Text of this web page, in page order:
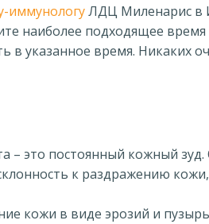
иммунологуЛДЦ Миленарис в
наиболее подходящее
в указанное время. Никаких
– это постоянный кожный
к раздражению
кожи в виде эрозий и